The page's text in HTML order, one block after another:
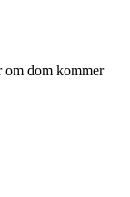
om dom kommer